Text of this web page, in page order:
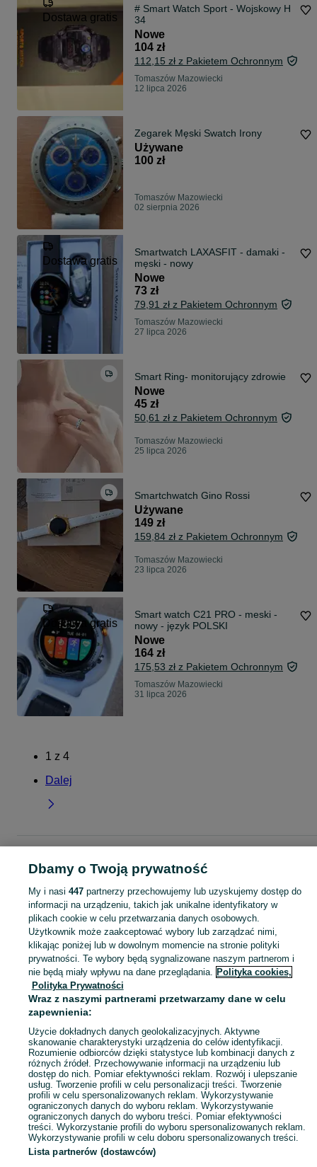
Dostawa gratis
# Smart Watch Sport - Wojskowy H
34
Nowe
104 zł
112,15 zł z Pakietem Ochronnym
Tomaszów Mazowiecki
12 lipca 2026
Zegarek Męski Swatch Irony
Używane
100 zł
Tomaszów Mazowiecki
02 sierpnia 2026
Dostawa gratis
Smartwatch LAXASFIT - damaki -
męski - nowy
Nowe
73 zł
79,91 zł z Pakietem Ochronnym
Tomaszów Mazowiecki
27 lipca 2026
Smart Ring- monitorujący zdrowie
Nowe
45 zł
50,61 zł z Pakietem Ochronnym
Tomaszów Mazowiecki
25 lipca 2026
Smartchwatch Gino Rossi
Używane
149 zł
159,84 zł z Pakietem Ochronnym
Tomaszów Mazowiecki
23 lipca 2026
Dostawa gratis
Smart watch C21 PRO - meski -
nowy - język POLSKI
Nowe
164 zł
175,53 zł z Pakietem Ochronnym
Tomaszów Mazowiecki
31 lipca 2026
1 z 4
Dalej
Pozostałe - Łódzkie
Pozostałe - Tomaszów Mazowiecki
KATEGORIA
Zobacz
Mapa kategorii
Mapa miejscowości
Mapa ministron
Popularne wyszukiwania
Dbamy o Twoją prywatność
My i nasi 447partnerzy przechowujemy lub uzyskujemy dostęp do
informacji na urządzeniu, takich jak unikalne identyfikatory w
plikach cookie w celu przetwarzania danych osobowych.
Użytkownik może zaakceptować wybory lub zarządzać nimi,
klikając poniżej lub w dowolnym momencie na stronie polityki
prywatności. Te wybory będą sygnalizowane naszym partnerom i
nie będą miały wpływu na dane przeglądania. Polityka cookies,
Polityka Prywatności
Wraz z naszymi partnerami przetwarzamy dane w celu
zapewnienia:
Użycie dokładnych danych geolokalizacyjnych. Aktywne
skanowanie charakterystyki urządzenia do celów identyfikacji.
Rozumienie odbiorców dzięki statystyce lub kombinacji danych z
różnych źródeł. Przechowywanie informacji na urządzeniu lub
dostęp do nich. Pomiar efektywności reklam. Rozwój i ulepszanie
usług. Tworzenie profili w celu personalizacji treści. Tworzenie
profili w celu spersonalizowanych reklam. Wykorzystywanie
ograniczonych danych do wyboru reklam. Wykorzystywanie
ograniczonych danych do wyboru treści. Pomiar efektywności
treści. Wykorzystanie profili do wyboru spersonalizowanych reklam.
Wykorzystywanie profili w celu doboru spersonalizowanych treści.
Lista partnerów (dostawców)